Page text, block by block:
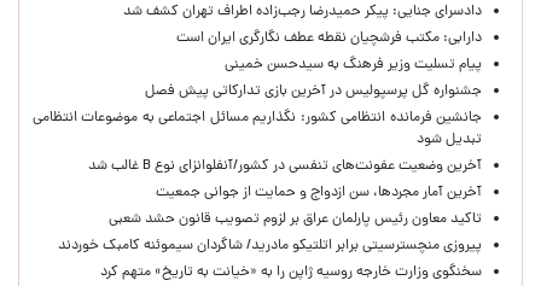
دادسرای جنایی: پیکر حمیدرضا رجب‌زاده اطراف تهران کشف شد
دارابی: مکتب فرشچیان نقطه عطف نگارگری ایران است
پیام تسلیت وزیر فرهنگ به سیدحسن خمینی
جشنواره گل پرسپولیس در آخرین بازی تدارکاتی پیش فصل
جانشین فرمانده انتظامی کشور: نگذاریم مسائل اجتماعی به موضوعات انتظامی
تبدیل شود
آخرین وضعیت عفونت‌های تنفسی در کشور/آنفلوانزای نوع B غالب شد
آخرین آمار مجردها، سن ازدواج و حمایت از جوانی جمعیت
تاکید معاون رئیس پارلمان عراق بر لزوم تصویب قانون حشد شعبی
پیروزی منچسترسیتی برابر اتلتیکو مادرید/ شاگردان سیموئنه کامبک خوردند
سخنگوی وزارت خارجه روسیه ژاپن را به «خیانت به تاریخ» متهم کرد